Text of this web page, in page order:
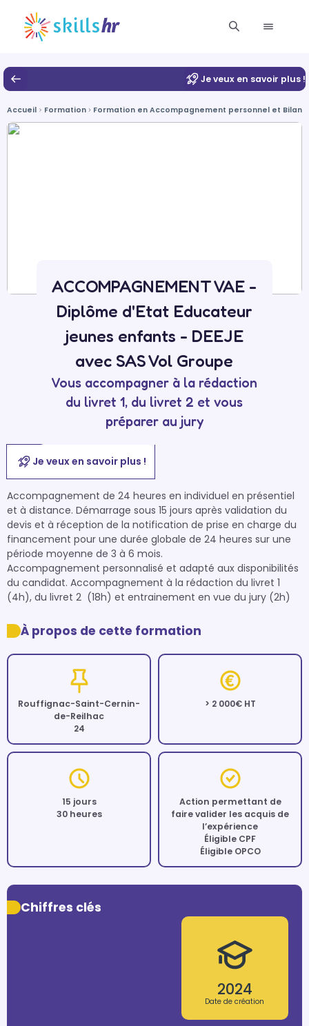
Je veux en savoir plus !
Accueil Formation Formation en Accompagnement personnel et
ACCOMPAGNEMENT VAE -
Diplôme d'Etat Educateur
jeunes enfants - DEEJE
avec SAS Vol Groupe
Vous accompagner à la rédaction
du livret 1, du livret 2 et vous
préparer au jury
Je veux en savoir plus !
Accompagnement de 24 heures en individuel en présentiel
et à distance. Démarrage sous 15 jours après validation du
devis et à réception de la notification de prise en charge du
financement pour une durée globale de 24 heures sur une
période moyenne de 3 à 6 mois.
Accompagnement personnalisé et adapté aux disponibilités
du candidat. Accompagnement à la rédaction du livret 1
À propos de cette formation
Rouffignac-Saint-Cernin-
de-Reilhac
24
> 2 000€ HT
15 jours
30 heures
Action permettant de
faire valider les acquis de
l’expérience
Éligible CPF
Éligible OPCO
Chiffres clés
2024
Date de création